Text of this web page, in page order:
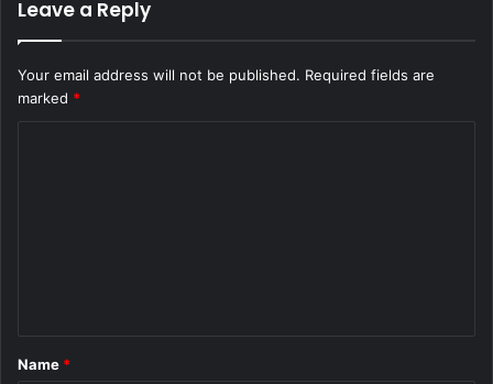
Leave a Reply
Your email address will not be published. Required fields are
marked *
*
Name *